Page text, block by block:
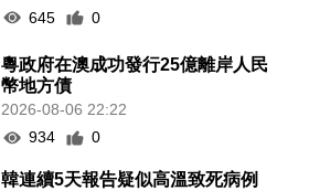
645
0
粵政府在澳成功發行25億離岸人民
幣地方債
2026-08-06 22:22
934
0
韓連續5天報告疑似高溫致死病例